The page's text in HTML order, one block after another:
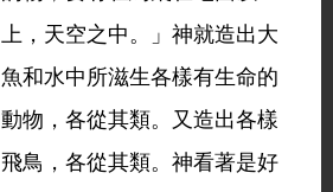
上，天空之中。」神就造出大
魚和水中所滋生各樣有生命的
動物，各從其類。又造出各樣
飛鳥，各從其類。神看著是好